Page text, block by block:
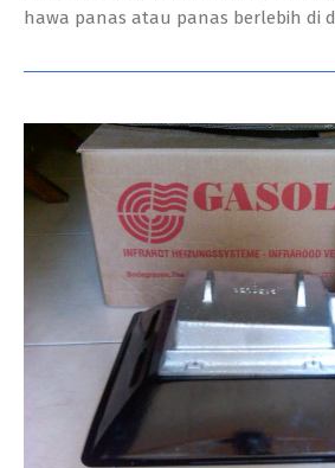
hawa panas atau panas berlebih di